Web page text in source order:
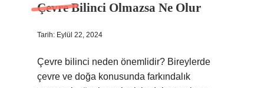
Çevre Bilinci Olmazsa Ne Olur
Tarih: Eylül 22, 2024
Çevre bilinci neden önemlidir? Bireylerde
çevre ve doğa konusunda farkındalık